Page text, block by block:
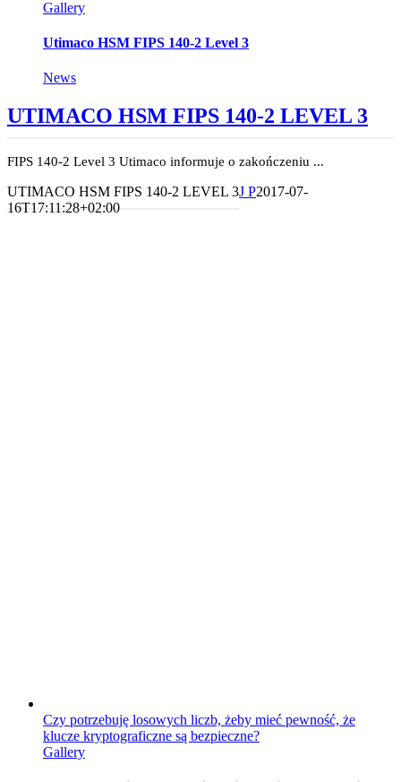
Gallery
Utimaco HSM FIPS 140-2 Level 3
News
UTIMACO HSM FIPS 140-2 LEVEL 3
FIPS 140-2 Level 3 Utimaco informuje o zakończeniu ...
UTIMACO HSM FIPS 140-2 LEVEL 3J P2017-07-
16T17:11:28+02:00
Czy potrzebuję losowych liczb, żeby mieć pewność, że
klucze kryptograficzne są bezpieczne?
Gallery